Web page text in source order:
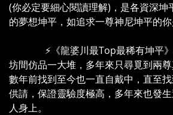
(你必定要細心閱讀理解)，是各資深坤
的夢想坤平，如追求一尊神尼坤平的你
⚡《龍婆川最Top最稀有坤平》
坊間仿品一大堆，多年來只尋覓到兩尊
數年前找到至今也一直自戴中，直至
供請，保證靈驗度極高，多年來也發
人身上。